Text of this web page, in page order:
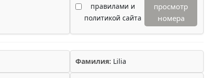
правилами и
политикой сайта
просмотр
номера
Фамилия: Lilia